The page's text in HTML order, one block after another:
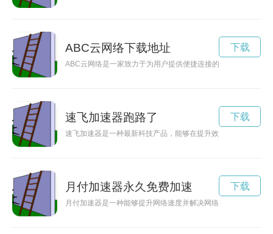
ABC云网络下载地址
ABC云网络是一家致力于为用户提供便捷连接的云服务提供商
下载
速飞加速器跑路了
速飞加速器是一种最新科技产品，能够在提升效率的同时加速
下载
月付加速器永久免费加速
月付加速器是一种能够提升网络速度并解决网络延迟的工具，
下载